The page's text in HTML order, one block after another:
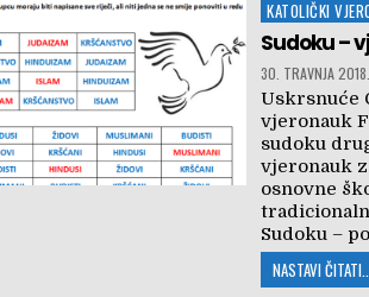
Posted
in
KATOLIČKI
Sudoku –
30. TRAVNJA 2018.
Uskrsnuće
vjeronauk
sudoku
vjeronauk
osnovne
Sudoku –
NASTAVI